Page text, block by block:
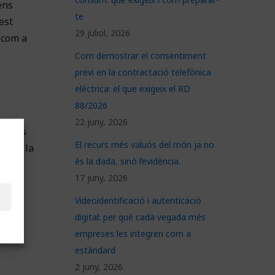
a
i la
te
29 juliol, 2026
Com demostrar el consentiment
previ en la contractació telefònica
elèctrica: el que exigeix el RD
88/2026
22 juny, 2026
El recurs més valuós del món ja no
és la dada, sinó l’evidència.
17 juny, 2026
Videoidentificació i autenticació
digital: per què cada vegada més
empreses les integren com a
estàndard
2 juny, 2026